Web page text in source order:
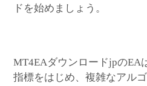
ドを始めましょう。
MT4EAダウンロードjpのEA
指標をはじめ、複雑なアル